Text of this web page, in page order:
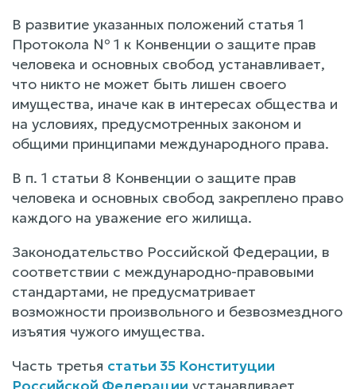
В развитие указанных положений статья 1
Протокола № 1 к Конвенции о защите прав
человека и основных свобод устанавливает,
что никто не может быть лишен своего
имущества, иначе как в интересах общества и
на условиях, предусмотренных законом и
общими принципами международного права.
В п. 1 статьи 8 Конвенции о защите прав
человека и основных свобод закреплено право
каждого на уважение его жилища.
Законодательство Российской Федерации, в
соответствии с международно-правовыми
стандартами, не предусматривает
возможности произвольного и безвозмездного
изъятия чужого имущества.
Часть третья статьи 35 Конституции
Российской Федерации устанавливает